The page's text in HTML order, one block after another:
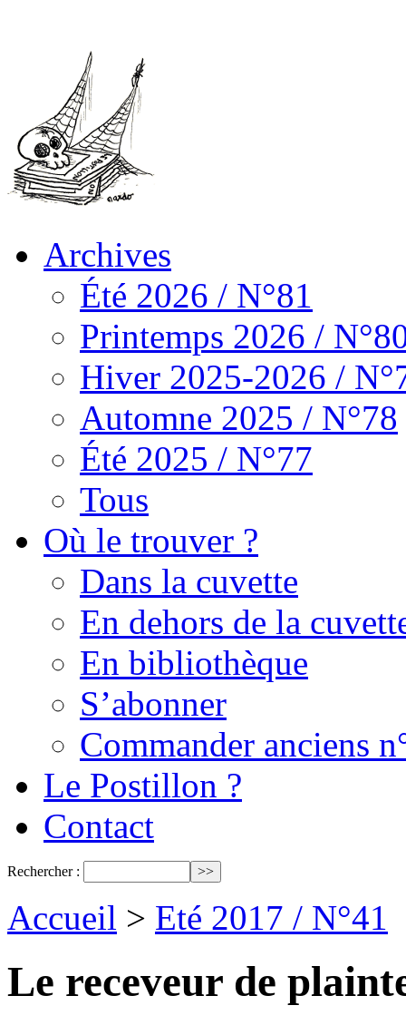
Archives
Été 2026 / N°81
Printemps 2026 /
Hiver 2025-2026 /
Automne 2025 / N°78
Été 2025 / N°77
Tous
Où le trouver ?
Dans la cuvette
En dehors de la
En bibliothèque
S’abonner
Commander anciens
Le Postillon ?
Contact
Rechercher :
Accueil > Eté 2017 / N°41
Le receveur de